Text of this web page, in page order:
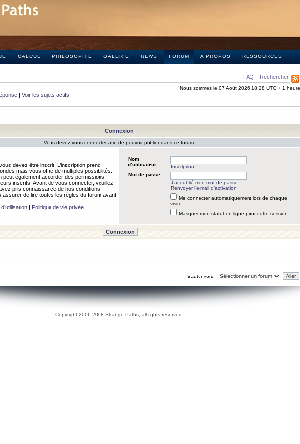
CALCUL PHILOSOPHIE GALERIE NEWS FORUM A PROPOS RESSOURCES
FAQ Rechercher
Nous sommes le 07 Août 2026 18:28 UTC + 1 heure
| Voir les sujets actifs
Connexion
Vous devez vous connecter afin de pouvoir publier dans ce forum.
devez être inscrit. L’inscription prend
mais vous offre de multiples possibilités.
peut également accorder des permissions
inscrits. Avant de vous connecter, veuillez
pris connaissance de nos conditions
assurer de lire toutes les règles du forum avant
| Politique de vie privée
Nom
d’utilisateur:
Inscription
Mot de passe:
J’ai oublié mon mot de passe
Renvoyer l’e-mail d’activation
Me connecter automatiquement lors de chaque
visite
Masquer mon statut en ligne pour cette session
Sauter vers:
Copyright 2006-2008 Strange Paths, all rights reserved.